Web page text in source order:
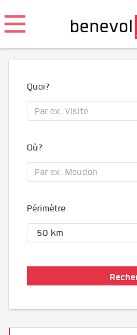
Quoi?
Où?
Périmètre